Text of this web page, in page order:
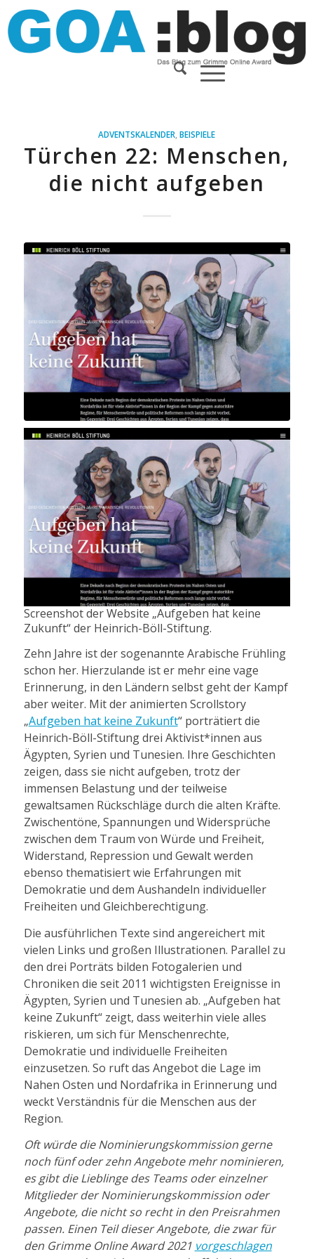
ADVENTSKALENDER ,BEISPIELE
Türchen 22: Menschen,
die nicht aufgeben
Screenshot der Website „Aufgeben hat keine
Zukunft“ der Heinrich-Böll-Stiftung.
Zehn Jahre ist der sogenannte Arabische Frühling
schon her. Hierzulande ist er mehr eine vage
Erinnerung, in den Ländern selbst geht der Kampf
aber weiter. Mit der animierten Scrollstory
„Aufgeben hat keine Zukunft“ porträtiert die
Heinrich-Böll-Stiftung drei Aktivist*innen aus
Ägypten, Syrien und Tunesien. Ihre Geschichten
zeigen, dass sie nicht aufgeben, trotz der
immensen Belastung und der teilweise
gewaltsamen Rückschläge durch die alten Kräfte.
Zwischentöne, Spannungen und Widersprüche
zwischen dem Traum von Würde und Freiheit,
Widerstand, Repression und Gewalt werden
ebenso thematisiert wie Erfahrungen mit
Demokratie und dem Aushandeln individueller
Freiheiten und Gleichberechtigung.
Die ausführlichen Texte sind angereichert mit
vielen Links und großen Illustrationen. Parallel zu
den drei Porträts bilden Fotogalerien und
Chroniken die seit 2011 wichtigsten Ereignisse in
Ägypten, Syrien und Tunesien ab. „Aufgeben hat
keine Zukunft“ zeigt, dass weiterhin viele alles
riskieren, um sich für Menschenrechte,
Demokratie und individuelle Freiheiten
einzusetzen. So ruft das Angebot die Lage im
Nahen Osten und Nordafrika in Erinnerung und
weckt Verständnis für die Menschen aus der
Region.
Oft würde die Nominierungskommission gerne
noch fünf oder zehn Angebote mehr nominieren,
es gibt die Lieblinge des Teams oder einzelner
Mitglieder der Nominierungskommission oder
Angebote, die nicht so recht in den Preisrahmen
passen. Einen Teil dieser Angebote, die zwar für
den Grimme Online Award 2021 vorgeschlagen